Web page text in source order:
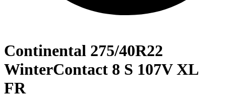
Continental 275/40R22
WinterContact 8 S 107V XL
FR